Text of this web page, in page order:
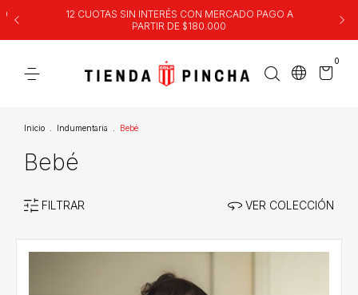
12 CUOTAS SIN INTERÉS CON MERCADO PAGO A
PARTIR DE $180.000
0
Inicio Indumentaria Bebé
Bebé
FILTRAR VER COLECCIÓN